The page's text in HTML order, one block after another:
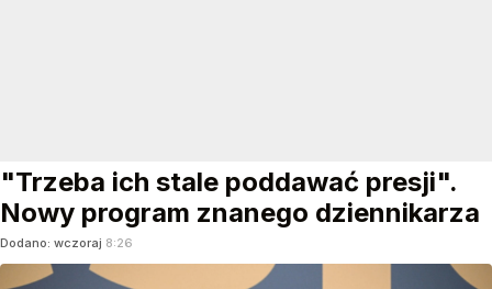
"Trzeba ich stale poddawać presji".
Nowy program znanego dziennikarza
Dodano: wczoraj 8:26